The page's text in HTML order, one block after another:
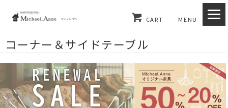
CART MENU
コーナー＆サイドテーブル